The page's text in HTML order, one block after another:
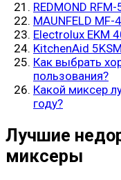
REDMOND RFM-
MAUNFELD MF-
Electrolux EKM
KitchenAid
Как выбрать
пользования?
Какой миксер
году?
Лучшие
миксеры